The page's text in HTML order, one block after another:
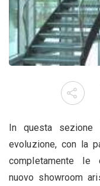
In questa sezione
evoluzione, con la
completamente
nuovo showroom